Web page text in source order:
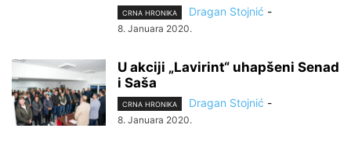
CRNA HRONIKA Dragan Stojnić -
8. Januara 2020.
U akciji „Lavirint“ uhapšeni Senad
i Saša
CRNA HRONIKA Dragan Stojnić -
8. Januara 2020.